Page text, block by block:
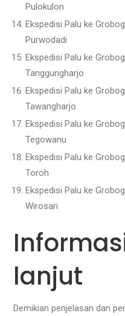
Pulokulon
Ekspedisi Palu ke
Purwodadi
Ekspedisi Palu ke
Tanggungharjo
Ekspedisi Palu ke
Tawangharjo
Ekspedisi Palu ke
Tegowanu
Ekspedisi Palu ke
Toroh
Ekspedisi Palu ke
Wirosari
lanjut
Demikian penjelasan dan